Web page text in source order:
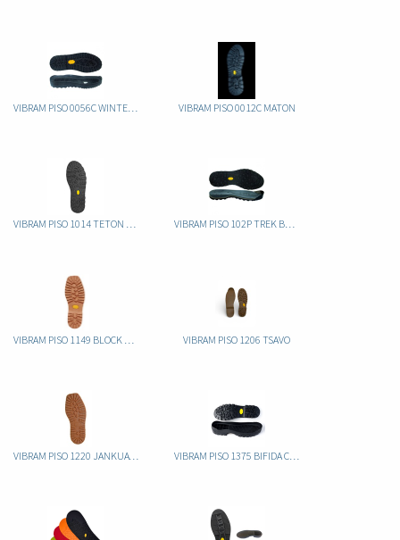
VIBRAM PISO 0056C WINTERCITY CAUCHO VIBRAM PISO 0012C MATON
VIBRAM PISO 1014 TETON CAUCHO VIBRAM PISO 102P TREK BUFF CAUCHO
VIBRAM PISO 1149 BLOCK CAUCHO VIBRAM PISO 1206 TSAVO
VIBRAM PISO 1220 JANKUAT CAUCHO VIBRAM PISO 1375 BIFIDA CAUCHO